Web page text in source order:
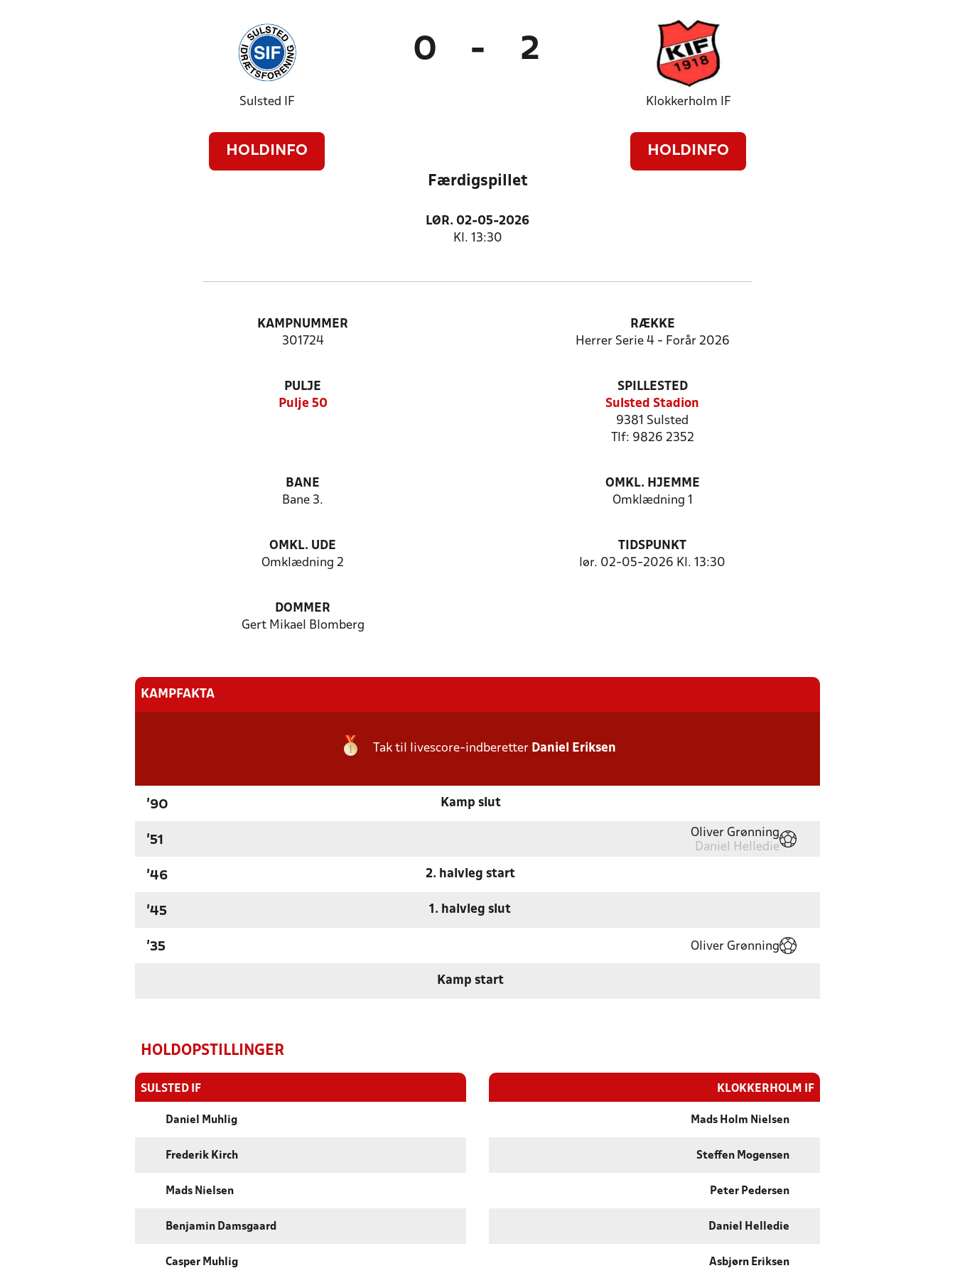
Sulsted IF
HOLDINFO
0 - 2
Klokkerholm IF
HOLDINFO
Færdigspillet
LØR. 02-05-2026
Kl. 13:30
KAMPNUMMER
301724
RÆKKE
Herrer Serie 4 - Forår 2026
PULJE
Pulje 50
SPILLESTED
Sulsted Stadion
9381 Sulsted
Tlf: 9826 2352
BANE
Bane 3.
OMKL. HJEMME
Omklædning 1
OMKL. UDE
Omklædning 2
TIDSPUNKT
lør. 02-05-2026 Kl. 13:30
DOMMER
Gert Mikael Blomberg
KAMPFAKTA
Tak til livescore-indberetter Daniel Eriksen
'90 Kamp slut
'51
Oliver Grønning
Daniel Helledie
'46 2. halvleg start
'45 1. halvleg slut
'35 Oliver Grønning
Kamp start
HOLDOPSTILLINGER
SULSTED IF
Daniel Muhlig
Frederik Kirch
Mads Nielsen
Benjamin Damsgaard
Casper Muhlig
KLOKKERHOLM IF
Mads Holm Nielsen
Steffen Mogensen
Peter Pedersen
Daniel Helledie
Asbjørn Eriksen